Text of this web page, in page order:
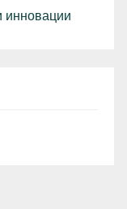
инновации